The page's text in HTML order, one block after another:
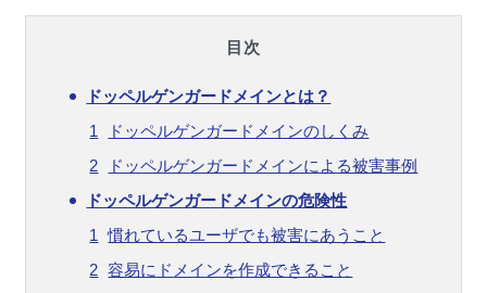
目次
ドッペルゲンガードメインとは？
ドッペルゲンガードメインのしくみ
ドッペルゲンガードメインによる被害事例
ドッペルゲンガードメインの危険性
慣れているユーザでも被害にあうこと
容易にドメインを作成できること